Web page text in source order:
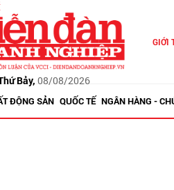
Bảy, 08/08/2026
GIỚI
ĐỘNG SẢN QUỐC TẾ NGÂN HÀNG -